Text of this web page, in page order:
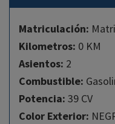
Matriculación:
Kilometros: 0 KM
Asientos: 2
Combustible:
Potencia: 39 CV
Color Exterior: